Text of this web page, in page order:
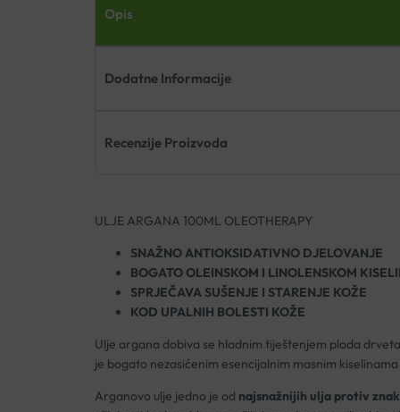
Opis
Dodatne Informacije
Recenzije Proizvoda
ULJE ARGANA 100ML OLEOTHERAPY
SNAŽNO ANTIOKSIDATIVNO DJELOVANJE
BOGATO OLEINSKOM I LINOLENSKOM
SPRJEČAVA SUŠENJE I STARENJE KOŽE
KOD UPALNIH BOLESTI KOŽE
Ulje argana dobiva se hladnim tiještenjem ploda
je bogato nezasićenim esencijalnim masnim
Arganovo ulje jedno je od najsnažnijih ulja protiv